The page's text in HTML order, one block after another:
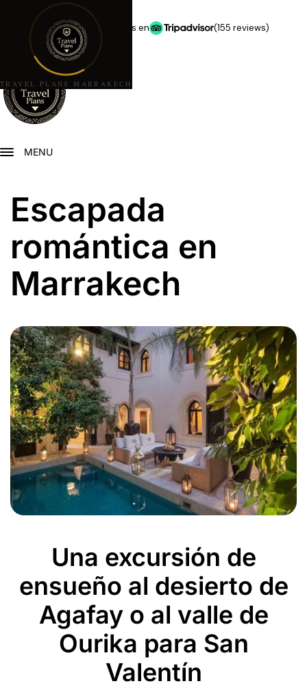
TRAVEL PLANS MARRAKECH
★★★★★5,0 estrellas en (155 reviews)
MENU
Escapada
romántica en
Marrakech
Una excursión de
ensueño al desierto de
Agafay o al valle de
Ourika para San
Valentín